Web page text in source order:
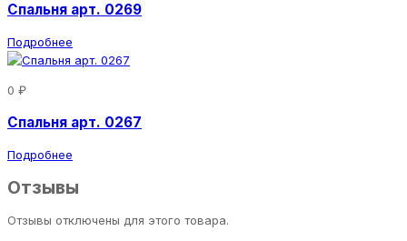
Спальня арт. 0269
Подробнее
0 ₽
Спальня арт. 0267
Подробнее
Отзывы
Отзывы отключены для этого товара.